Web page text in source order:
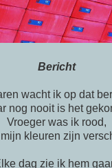
Bericht
wacht ik op dat
nog nooit is het
Vroeger was ik rood,
kleuren zijn
dag zie ik hem